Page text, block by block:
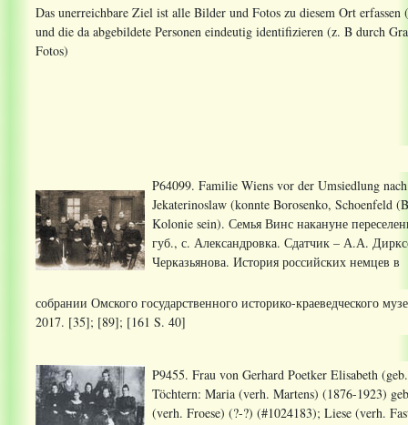
Das unerreichbare Ziel ist alle Bilder und Fotos zu diesem Ort
und die da abgebildete Personen eindeutig identifizieren (z. B durch
Fotos)
P64099. Familie Wiens vor der Umsiedlung
Jekaterinoslaw (konnte Borosenko,
Kolonie sein). Семья Винс накануне
губ., с. Александровка. Сдатчик – А.А.
Черказьянова. История российских немцев в
собрании Омского государственного историко-краеведческого
2017. [35]; [89]; [161 S. 40]
P9455. Frau von Gerhard Poetker Elisabeth
Töchtern: Maria (verh. Martens) (1876-1923)
(verh. Froese) (?-?) (#1024183); Liese (verh.